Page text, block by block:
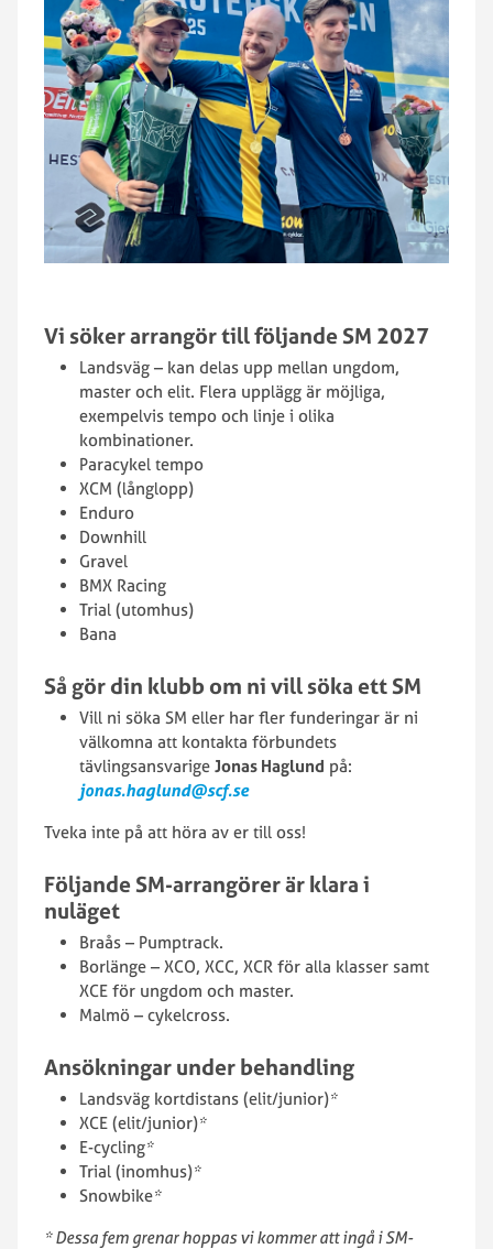
Vi söker arrangör till följande SM 2027
Landsväg – kan delas upp mellan ungdom,
master och elit. Flera upplägg är möjliga,
exempelvis tempo och linje i olika
kombinationer.
Paracykel tempo
XCM (långlopp)
Enduro
Downhill
Gravel
BMX Racing
Trial (utomhus)
Bana
Så gör din klubb om ni vill söka ett SM
Vill ni söka SM eller har fler funderingar är ni
välkomna att kontakta förbundets
tävlingsansvarige Jonas Haglund på:
jonas.haglund@scf.se
Tveka inte på att höra av er till oss!
Följande SM-arrangörer är klara i
nuläget
Braås – Pumptrack.
Borlänge – XCO, XCC, XCR för alla klasser samt
XCE för ungdom och master.
Malmö – cykelcross.
Ansökningar under behandling
Landsväg kortdistans (elit/junior)*
XCE (elit/junior)*
E-cycling*
Trial (inomhus)*
Snowbike*
* Dessa fem grenar hoppas vi kommer att ingå i SM-